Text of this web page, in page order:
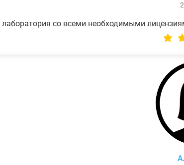
лаборатория со всеми необходимыми